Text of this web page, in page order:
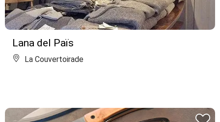
Lana del Païs
La Couvertoirade